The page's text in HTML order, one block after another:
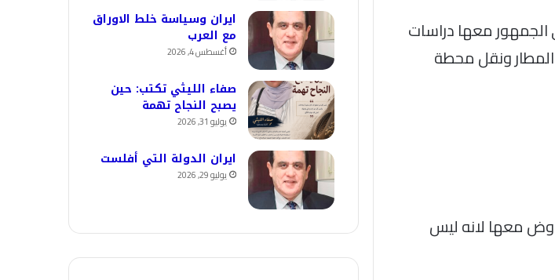
معها دراسات
المطار ونقل محطة
معها لانه ليس
ايران وسياسة خلط الاوراق
مع العرب
أغسطس 4, 2026
صفاء الليثي تكتب: حين
يصبح النجاح تهمة
يوليو 31, 2026
ايران الدولة التي أفلست
يوليو 29, 2026